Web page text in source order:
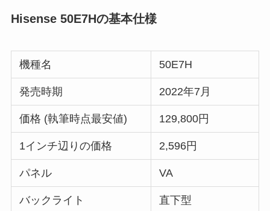
Hisense 50E7Hの基本仕様
機種名 50E7H
発売時期 2022年7月
価格 (執筆時点最安値) 129,800円
1インチ辺りの価格 2,596円
パネル VA
バックライト 直下型